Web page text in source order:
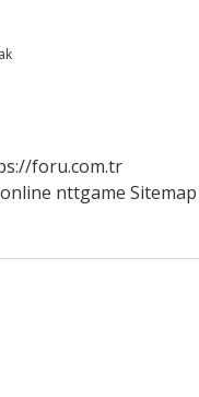
foru.com.tr
nttgame Sitemap